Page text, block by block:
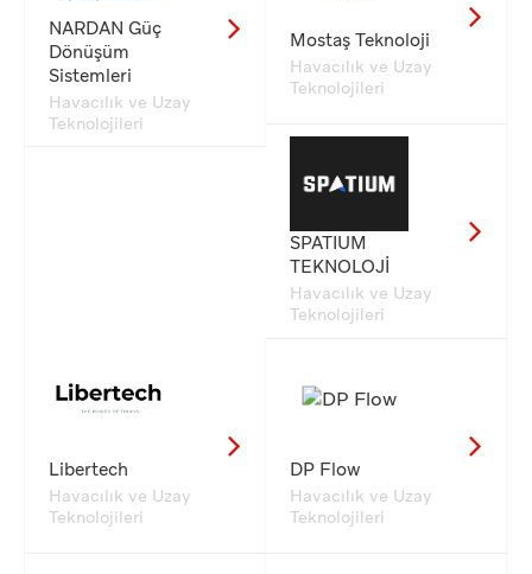
NARDAN Güç
Dönüşüm
Sistemleri
Havacılık ve Uzay
Teknolojileri
Mostaş Teknoloji
Havacılık ve Uzay
Teknolojileri
SPATIUM
TEKNOLOJİ
Havacılık ve Uzay
Teknolojileri
Libertech
Havacılık ve Uzay
Teknolojileri
DP Flow
Havacılık ve Uzay
Teknolojileri